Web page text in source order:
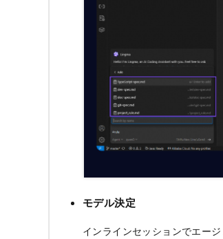
モデル決定
インラインセッションでエー